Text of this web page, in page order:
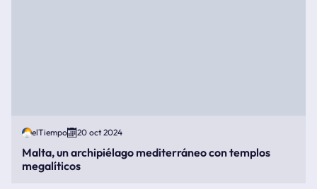
elTiempo 20 oct 2024
Malta, un archipiélago mediterráneo con templos
megalíticos